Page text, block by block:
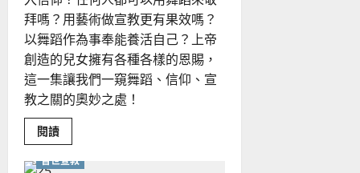
拜嗎？用藝術做宣教更有果效嗎？
以舞蹈作為事奉能養活自己？上帝
創造的兒女擁有各種各樣的恩賜，
這一集讓我們一窺舞蹈、信仰、宣
教之關的奧妙之處！
閱讀Read
more
街
普世宣教